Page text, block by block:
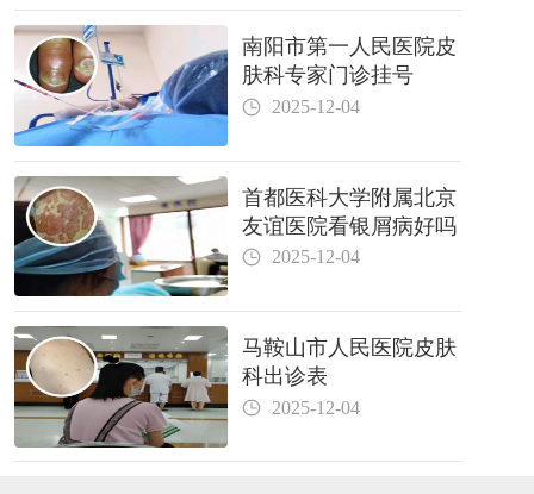
南阳市第一人民医院皮
肤科专家门诊挂号
2025-12-04
首都医科大学附属北京
友谊医院看银屑病好吗
2025-12-04
马鞍山市人民医院皮肤
科出诊表
2025-12-04